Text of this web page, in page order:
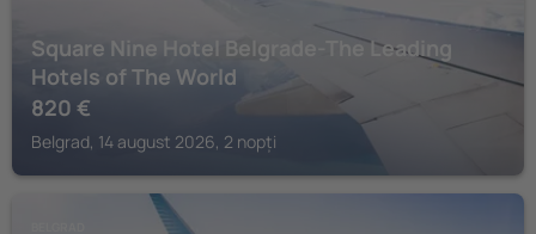
Square Nine Hotel Belgrade-The Leading
Hotels of The World
820 €
Belgrad, 14 august 2026, 2 nopți